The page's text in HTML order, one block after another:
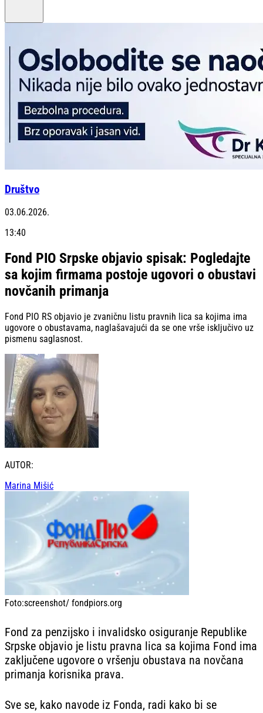
Društvo
03.06.2026.
13:40
Fond PIO Srpske objavio spisak: Pogledajte
sa kojim firmama postoje ugovori o obustavi
novčanih primanja
Fond PIO RS objavio je zvaničnu listu pravnih lica sa kojima ima
ugovore o obustavama, naglašavajući da se one vrše isključivo uz
pismenu saglasnost.
AUTOR:
Marina Mišić
Foto:screenshot/ fondpiors.org
Fond za penzijsko i invalidsko osiguranje Republike
Srpske objavio je listu pravna lica sa kojima Fond ima
zaključene ugovore o vršenju obustava na novčana
primanja korisnika prava.
Sve se, kako navode iz Fonda, radi kako bi se